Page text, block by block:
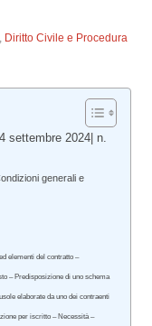
, Diritto Civile e Procedura
settembre 2024| n.
generali e
elementi del contratto –
– Predisposizione di uno schema
elaborate da uno dei contraenti
per iscritto – Necessità –